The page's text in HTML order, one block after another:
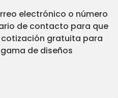
electrónico o número
de contacto para que
gratuita para
de diseños